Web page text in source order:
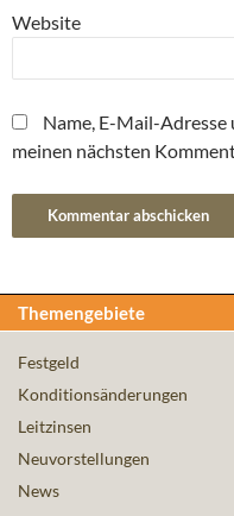
Website
Name, E-Mail-
meinen nächsten
Themengebiete
Festgeld
Konditionsänderungen
Leitzinsen
Neuvorstellungen
News